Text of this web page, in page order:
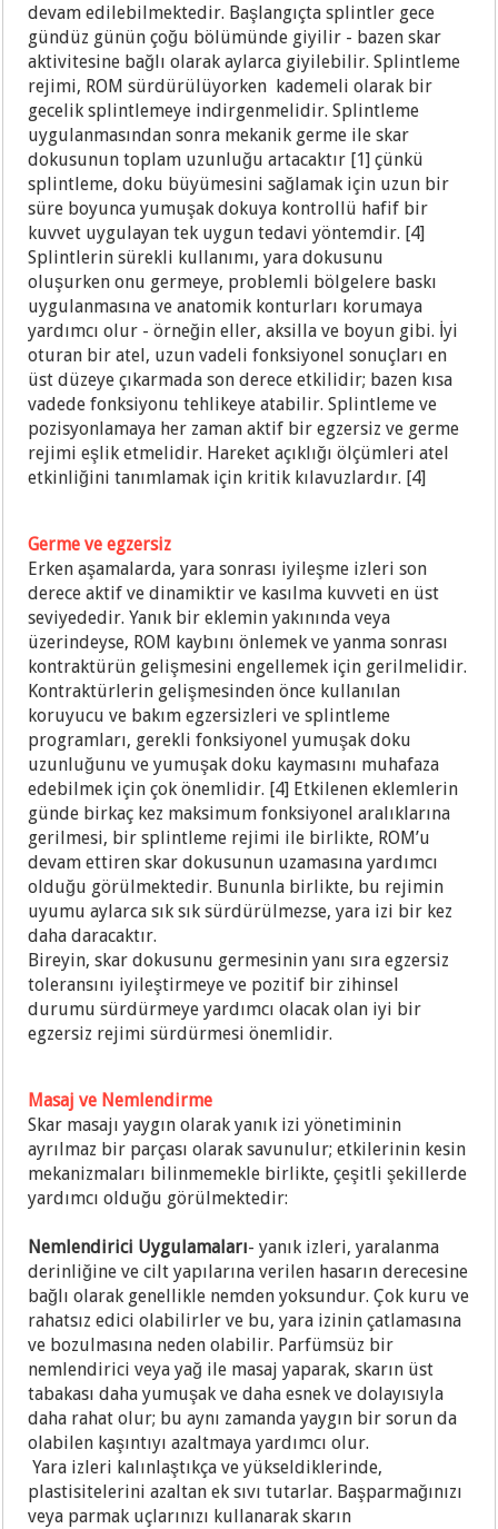
devam edilebilmektedir. Başlangıçta splintler gece
gündüz günün çoğu bölümünde giyilir - bazen skar
aktivitesine bağlı olarak aylarca giyilebilir. Splintleme
rejimi, ROM sürdürülüyorken kademeli olarak bir
gecelik splintlemeye indirgenmelidir. Splintleme
uygulanmasından sonra mekanik germe ile skar
dokusunun toplam uzunluğu artacaktır [1] çünkü
splintleme, doku büyümesini sağlamak için uzun bir
süre boyunca yumuşak dokuya kontrollü hafif bir
kuvvet uygulayan tek uygun tedavi yöntemdir. [4]
Splintlerin sürekli kullanımı, yara dokusunu
oluşurken onu germeye, problemli bölgelere baskı
uygulanmasına ve anatomik konturları korumaya
yardımcı olur - örneğin eller, aksilla ve boyun gibi. İyi
oturan bir atel, uzun vadeli fonksiyonel sonuçları en
üst düzeye çıkarmada son derece etkilidir; bazen kısa
vadede fonksiyonu tehlikeye atabilir. Splintleme ve
pozisyonlamaya her zaman aktif bir egzersiz ve germe
rejimi eşlik etmelidir. Hareket açıklığı ölçümleri atel
etkinliğini tanımlamak için kritik kılavuzlardır. [4]
Germe ve egzersiz
Erken aşamalarda, yara sonrası iyileşme izleri son
derece aktif ve dinamiktir ve kasılma kuvveti en üst
seviyededir. Yanık bir eklemin yakınında veya
üzerindeyse, ROM kaybını önlemek ve yanma sonrası
kontraktürün gelişmesini engellemek için gerilmelidir.
Kontraktürlerin gelişmesinden önce kullanılan
koruyucu ve bakım egzersizleri ve splintleme
programları, gerekli fonksiyonel yumuşak doku
uzunluğunu ve yumuşak doku kaymasını muhafaza
edebilmek için çok önemlidir. [4] Etkilenen eklemlerin
günde birkaç kez maksimum fonksiyonel aralıklarına
gerilmesi, bir splintleme rejimi ile birlikte, ROM’u
devam ettiren skar dokusunun uzamasına yardımcı
olduğu görülmektedir. Bununla birlikte, bu rejimin
uyumu aylarca sık sık sürdürülmezse, yara izi bir kez
daha daracaktır.
Bireyin, skar dokusunu germesinin yanı sıra egzersiz
toleransını iyileştirmeye ve pozitif bir zihinsel
durumu sürdürmeye yardımcı olacak olan iyi bir
egzersiz rejimi sürdürmesi önemlidir.
Masaj ve Nemlendirme
Skar masajı yaygın olarak yanık izi yönetiminin
ayrılmaz bir parçası olarak savunulur; etkilerinin kesin
mekanizmaları bilinmemekle birlikte, çeşitli şekillerde
yardımcı olduğu görülmektedir:
Nemlendirici Uygulamaları- yanık izleri, yaralanma
derinliğine ve cilt yapılarına verilen hasarın derecesine
bağlı olarak genellikle nemden yoksundur. Çok kuru ve
rahatsız edici olabilirler ve bu, yara izinin çatlamasına
ve bozulmasına neden olabilir. Parfümsüz bir
nemlendirici veya yağ ile masaj yaparak, skarın üst
tabakası daha yumuşak ve daha esnek ve dolayısıyla
daha rahat olur; bu aynı zamanda yaygın bir sorun da
olabilen kaşıntıyı azaltmaya yardımcı olur.
Yara izleri kalınlaştıkça ve yükseldiklerinde,
plastisitelerini azaltan ek sıvı tutarlar. Başparmağınızı
veya parmak uçlarınızı kullanarak skarın